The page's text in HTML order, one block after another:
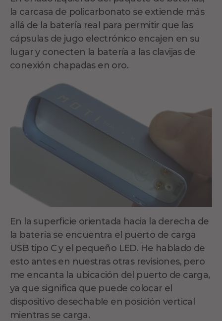
la carcasa de policarbonato se extiende más
allá de la batería real para permitir que las
cápsulas de jugo electrónico encajen en su
lugar y conecten la batería a las clavijas de
conexión chapadas en oro.
En la superficie orientada hacia la derecha de
la batería se encuentra el puerto de carga
USB tipo C y el pequeño LED. He hablado de
esto antes en nuestras otras revisiones, pero
me encanta la ubicación del puerto de carga,
ya que significa que puede colocar el
dispositivo desechable en posición vertical
mientras se carga.